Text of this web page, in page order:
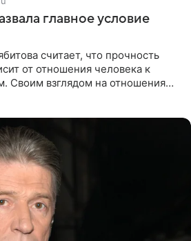
главное условие
считает, что прочность
от отношения человека к
Своим взглядом на отношения